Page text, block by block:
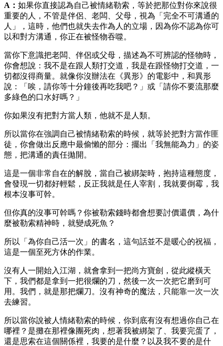
A ： 如果你直接認為自己被情緒勒索，等於把那位對你來說很
重要的人，不管是伴侶、老闆、父母，視為「完全不可溝通的
人」，這時，他們也就失去作為人的立場，因為你不認為你可
以和對方溝通，你正在被怪物吞噬。
當你下意識把老闆、伴侶或父母，描述為不可辨認的怪物時，
你會想說：我不是在跟人類打交道，我是在跟怪物打交道，一
切都沒得商量。就像你沒辦法在《異形》的電影中，和異形
說：「唉，請你等十分鐘後再吃我吧？」或「請你不要流那麼
多綠色的口水好嗎？」
你如果沒有把對方當人類，他就不是人類。
所以當你在強調自己被情緒勒索的時候，就等於把對方當作匪
徒，你會做出反應中最偷懶的部分：擺出「我無能為力」的姿
態，把溝通的責任拋開。
這是一個非常自在的解脫，當自己被綁架時，抱持這種態度，
會發現一切都好輕鬆，反正我就是任人宰割，我就要倒霉，我
根本沒事可幹。
但你真的沒事可幹嗎？你被勒索錢時都會想要討價還價，為什
麼被勒索精神時，就變成死魚？
所以「為你自己活一次」的書名，這句話並不是暖心的祝福，
這是一個至死方休的作業。
沒有人一開始入江湖，就會拿到一把尚方寶劍，從此縱橫天
下，我們都是拿到一把很爛的刀，然後一次一次把它磨到可
用。我們，就是那把爛刀。沒有神奇的魔法，只能靠一次一次
去練習。
所以當你說被人情緒勒索的時候，你到底有沒有想過你自己在
哪裡？是攤在那裡像團死肉，想著我被綁架了、我要完蛋了，
還是思索在這個關係裡，我要的是什麼？以及我不要的是什